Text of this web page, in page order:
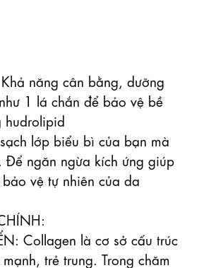
năng cân bằng, dưỡng
1 lá chắn để bảo vệ bề
hudrolipid
lớp biểu bì của bạn mà
Để ngăn ngừa kích ứng giúp
vệ tự nhiên của da
Collagen là cơ sở cấu trúc
trẻ trung. Trong chăm